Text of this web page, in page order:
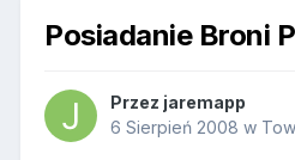
Posiadanie Broni
Przez jaremapp
6 Sierpień 2008 w